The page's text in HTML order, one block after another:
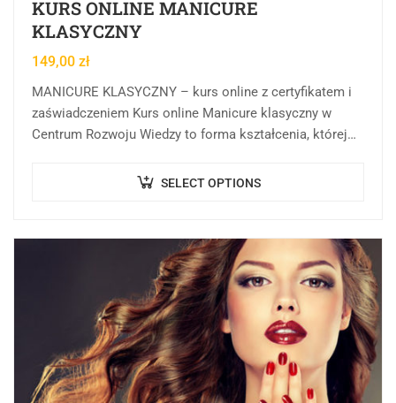
KURS ONLINE MANICURE
KLASYCZNY
149,00 zł
MANICURE KLASYCZNY – kurs online z certyfikatem i
zaświadczeniem Kurs online Manicure klasyczny w
Centrum Rozwoju Wiedzy to forma kształcenia, której
aktualnych regulacji… SELECT OPTIONS